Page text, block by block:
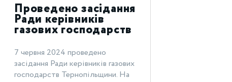
Проведено засідання
Ради керівників
газових господарств
Тернопільщини
7 червня 2024 проведено
засідання Ради керівників газових
господарств Тернопільщини. На